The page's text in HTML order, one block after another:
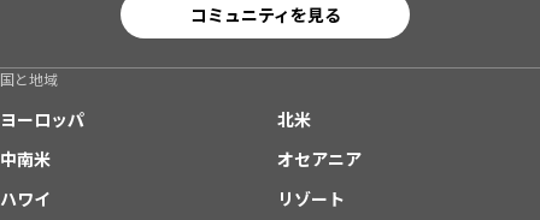
コミュニティを見る
国と地域
ヨーロッパ
北米
中南米
オセアニア
ハワイ
リゾート